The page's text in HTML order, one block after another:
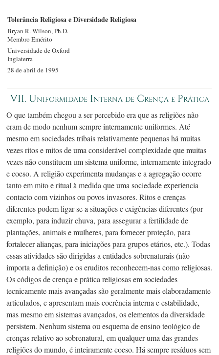
Tolerância Religiosa e Diversidade Religiosa
Bryan R. Wilson, Ph.D.
Membro Emérito
Universidade de Oxford
Inglaterra
28 de abril de 1995
VII. Uniformidade Interna de Crença e Prática
O que também chegou a ser percebido era que as religiões não
eram de modo nenhum sempre internamente uniformes. Até
mesmo em sociedades tribais relativamente pequenas há muitas
vezes ritos e mitos de uma considerável complexidade que muitas
vezes não constituem um sistema uniforme, internamente integrado
e coeso. A religião experimenta mudanças e a agregação ocorre
tanto em mito e ritual à medida que uma sociedade experiencia
contacto com vizinhos ou povos invasores. Ritos e crenças
diferentes podemligar-sea situações e exigências diferentes (por
exemplo, para induzir chuva, para assegurar a fertilidade de
plantações, animais e mulheres, para fornecer proteção, para
fortalecer alianças, para iniciações para grupos etários, etc.). Todas
essas atividades são dirigidas a entidades sobrenaturais (não
importa a definição) e os eruditosreconhecem-nascomo religiosas.
Os códigos de crença e prática religiosas em sociedades
tecnicamente mais avançadas são geralmente mais elaboradamente
articulados, e apresentam mais coerência interna e estabilidade,
mas mesmo em sistemas avançados, os elementos da diversidade
persistem. Nenhum sistema ou esquema de ensino teológico de
crenças relativo ao sobrenatural, em qualquer uma das grandes
religiões do mundo, é inteiramente coeso. Há sempre resíduos sem